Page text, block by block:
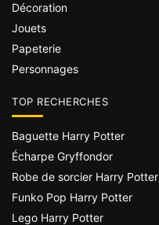
Décoration
Jouets
Papeterie
Personnages
TOP RECHERCHES
Baguette Harry Potter
Écharpe Gryffondor
Robe de sorcier Harry Potter
Funko Pop Harry Potter
Lego Harry Potter